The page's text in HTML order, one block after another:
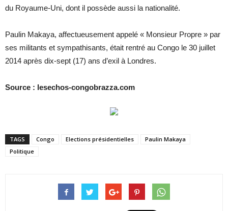
du Royaume-Uni, dont il possède aussi la nationalité.
Paulin Makaya, affectueusement appelé « Monsieur Propre » par
ses militants et sympathisants, était rentré au Congo le 30 juillet
2014 après dix-sept (17) ans d’exil à Londres.
Source : lesechos-congobrazza.com
TAGS Congo Elections présidentielles
Paulin Makaya
Politique